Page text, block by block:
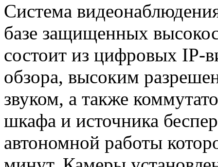
Система
базе защищенных
состоит из цифровых IP-
обзора, высоким
звуком, а также
шкафа и источника
автономной работы